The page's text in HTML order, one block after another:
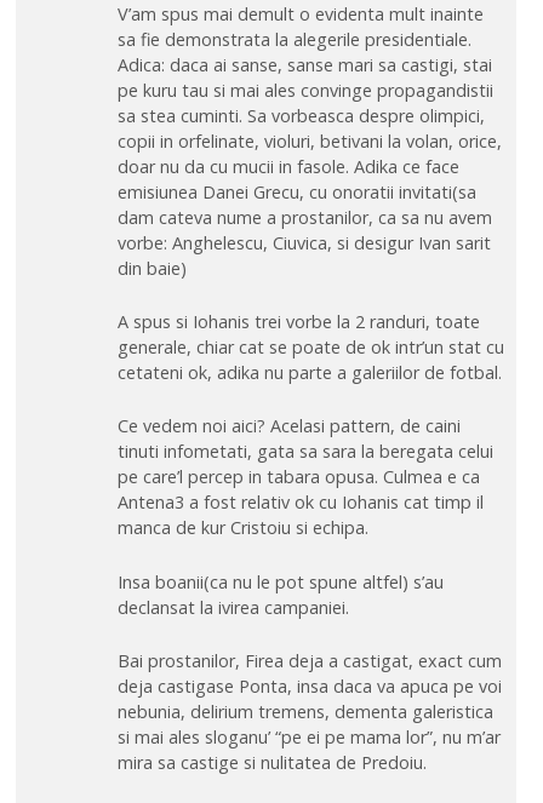
V’am spus mai demult o evidenta mult inainte
sa fie demonstrata la alegerile presidentiale.
Adica: daca ai sanse, sanse mari sa castigi, stai
pe kuru tau si mai ales convinge propagandistii
sa stea cuminti. Sa vorbeasca despre olimpici,
copii in orfelinate, violuri, betivani la volan, orice,
doar nu da cu mucii in fasole. Adika ce face
emisiunea Danei Grecu, cu onoratii invitati(sa
dam cateva nume a prostanilor, ca sa nu avem
vorbe: Anghelescu, Ciuvica, si desigur Ivan sarit
din baie)
A spus si Iohanis trei vorbe la 2 randuri, toate
generale, chiar cat se poate de ok intr’un stat cu
cetateni ok, adika nu parte a galeriilor de fotbal.
Ce vedem noi aici? Acelasi pattern, de caini
tinuti infometati, gata sa sara la beregata celui
pe care’l percep in tabara opusa. Culmea e ca
Antena3 a fost relativ ok cu Iohanis cat timp il
manca de kur Cristoiu si echipa.
Insa boanii(ca nu le pot spune altfel) s’au
declansat la ivirea campaniei.
Bai prostanilor, Firea deja a castigat, exact cum
deja castigase Ponta, insa daca va apuca pe voi
nebunia, delirium tremens, dementa galeristica
si mai ales sloganu’ “pe ei pe mama lor”, nu m’ar
mira sa castige si nulitatea de Predoiu.